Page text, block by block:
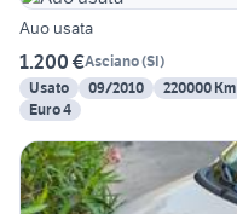
Auo usata
1.200 €Asciano(SI)
Usato
09/2010 220000 Km
Euro 4